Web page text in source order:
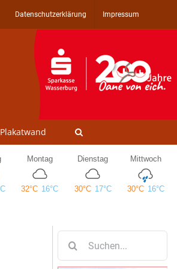
Datenschutzerklärung Impressum
Plakatwand
nach: